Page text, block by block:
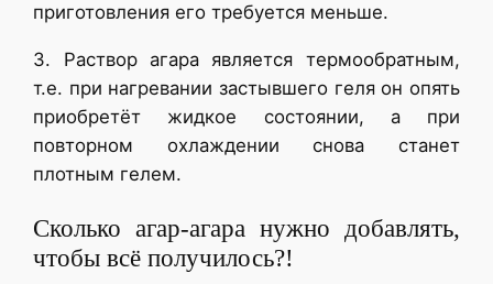
приготовления его требуется меньше.
3. Раствор агара является термообратным,
т.е. при нагревании застывшего геля он опять
приобретёт жидкое состоянии, а при
повторном охлаждении снова станет
плотным гелем.
Сколько агар-агара нужно добавлять,
чтобы всё получилось?!